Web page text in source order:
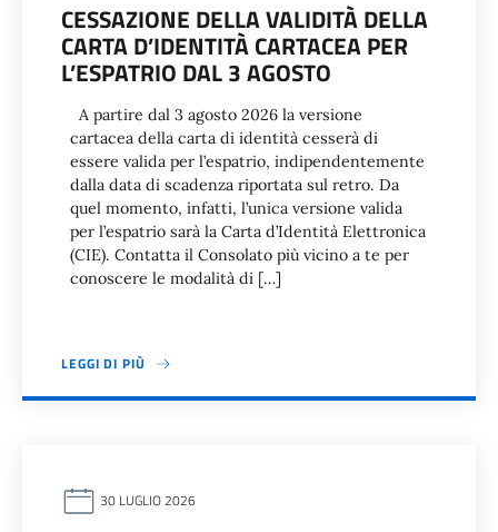
CESSAZIONE DELLA VALIDITÀ DELLA
CARTA D’IDENTITÀ CARTACEA PER
L’ESPATRIO DAL 3 AGOSTO
A partire dal 3 agosto 2026 la versione
cartacea della carta di identità cesserà di
essere valida per l’espatrio, indipendentemente
dalla data di scadenza riportata sul retro. Da
quel momento, infatti, l’unica versione valida
per l’espatrio sarà la Carta d’Identità Elettronica
(CIE). Contatta il Consolato più vicino a te per
conoscere le modalità di […]
LEGGI DI PIÙ
30 LUGLIO 2026